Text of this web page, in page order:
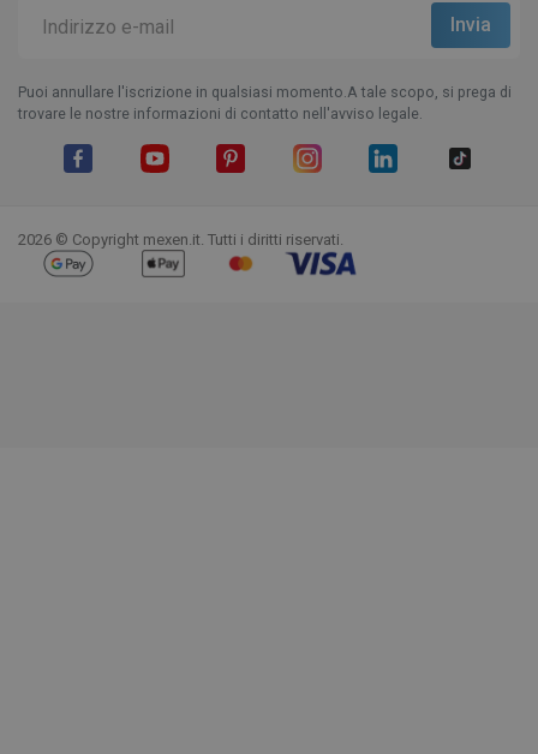
Puoi annullare l'iscrizione in qualsiasi momento.A tale scopo, si prega di
trovare le nostre informazioni di contatto nell'avviso legale.
2026 © Copyright mexen.it. Tutti i diritti riservati.